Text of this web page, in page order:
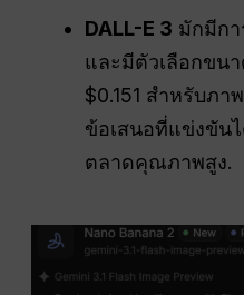
DALL-E 3 มักมีกา
และมีตัวเลือกขน
$0.151 สำหรับภา
ข้อเสนอที่แข่งขัน
ตลาดคุณภาพสูง.